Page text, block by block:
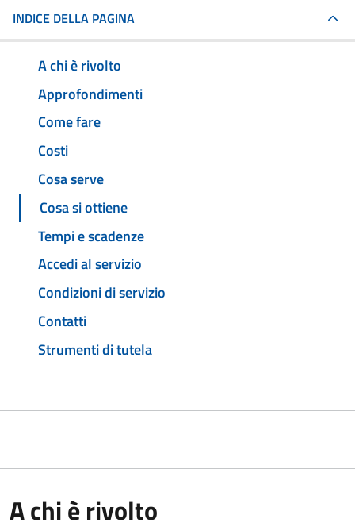
INDICE DELLA PAGINA
A chi è rivolto
Approfondimenti
Come fare
Costi
Cosa serve
Cosa si ottiene
Tempi e scadenze
Accedi al servizio
Condizioni di servizio
Contatti
Strumenti di tutela
A chi è rivolto